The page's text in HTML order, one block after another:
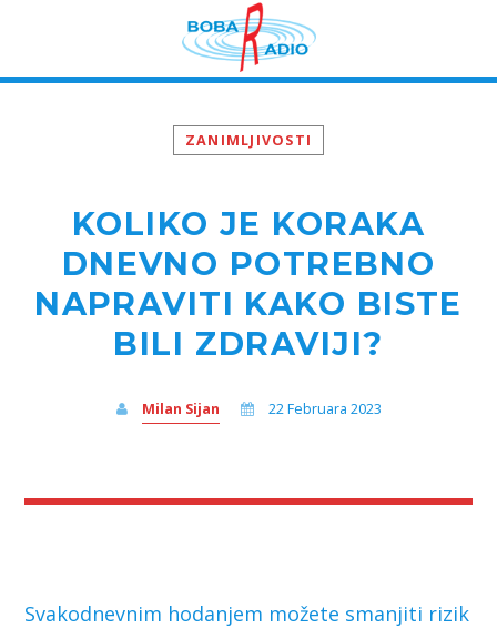
ZANIMLJIVOSTI
KOLIKO JE KORAKA
DNEVNO POTREBNO
NAPRAVITI KAKO BISTE
BILI ZDRAVIJI?
Milan Sijan 22 Februara 2023
Svakodnevnim hodanjem možete smanjiti rizik